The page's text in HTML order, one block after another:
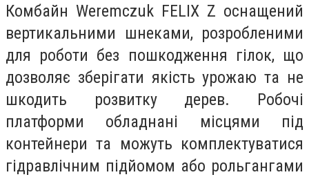
Комбайн Weremczuk FELIX Z оснащений
вертикальними шнеками, розробленими
для роботи без пошкодження гілок, що
дозволяє зберігати якість урожаю та не
шкодить розвитку дерев. Робочі
платформи обладнані місцями під
контейнери та можуть комплектуватися
гідравлічним підйомом або рольгангами